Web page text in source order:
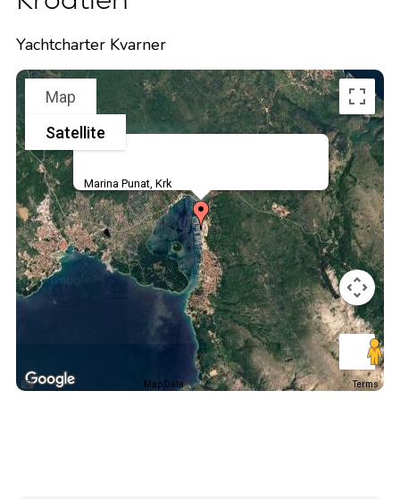
Yachtcharter Kvarner
Marina Punat, Krk
Map
Satellite
Map Data Terms